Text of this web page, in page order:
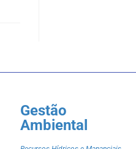
Gestão
Ambiental